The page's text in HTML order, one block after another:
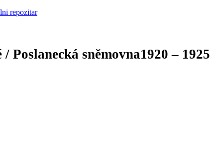
Poslanecká sněmovna1920 – 1925